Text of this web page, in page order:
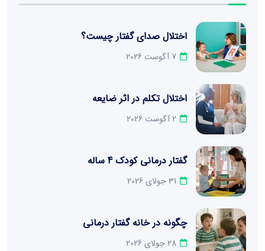
اختلال صدای گفتار چیست؟
7 آگوست 2026
اختلال تکلم در اثر ضایعه
2 آگوست 2026
گفتار درمانی کودک 4 ساله
31 جولای 2026
چگونه در خانه گفتار درمانی
28 جولای 2026